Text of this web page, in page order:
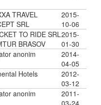
TRAVEL
SRL
2015-
10-06
TO RIDE SRL
BRASOV
2015-
01-30
anonim
2014-
04-05
Hotels
2012-
03-12
anonim
2011-
03-24